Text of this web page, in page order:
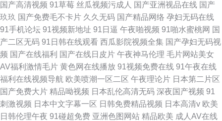
国产高清视频 91草莓 丝瓜视频污成人 国产亚洲视品在线 国产
玖玖 国产免费毛不卡片 久久无码 国产精品网络 孕妇无码在线
91手机论坛 91视频新地址 91日逼 午夜啪视频 91啪水蜜桃网 国
产二区无码 91日韩在线观看 西瓜影院视频全集 国产孕妇无码视
频 国产在线福利 国产在线日皮片 午夜神马伦理 毛片网站美女
AV福利激情毛片 黄色网在线播放 91视频免费在线 91午夜在线
福利在线视频导航 欧美喷潮一区二区 午夜理论片 日本第二片区
国产免费大片 精品呦视频 日本乱伦高清无码 深夜国产视频 91
刺激视频 日本中文字幕一区 日韩免费精品视频 日本高清v 欧美
日韩伦理午夜 91碰超免费 亚洲色图网站 精品欧美 成人AV在线